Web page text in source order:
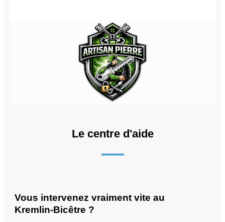
Le centre d'aide
Vous intervenez vraiment vite au
Kremlin-Bicêtre ?